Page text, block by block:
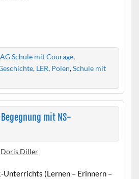
AG Schule mit Courage,
, LER, Polen,Schule mit
mit NS-
Doris Diller
Unterrichts (Lernen – Erinnern –